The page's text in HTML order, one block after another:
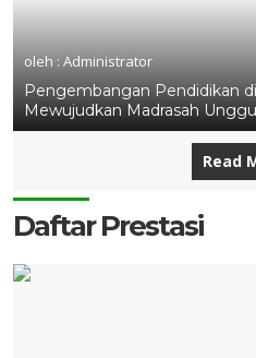
oleh : Administrator
Pengembangan Pendidikan
Mewujudkan Madrasah
Read
Daftar Prestasi